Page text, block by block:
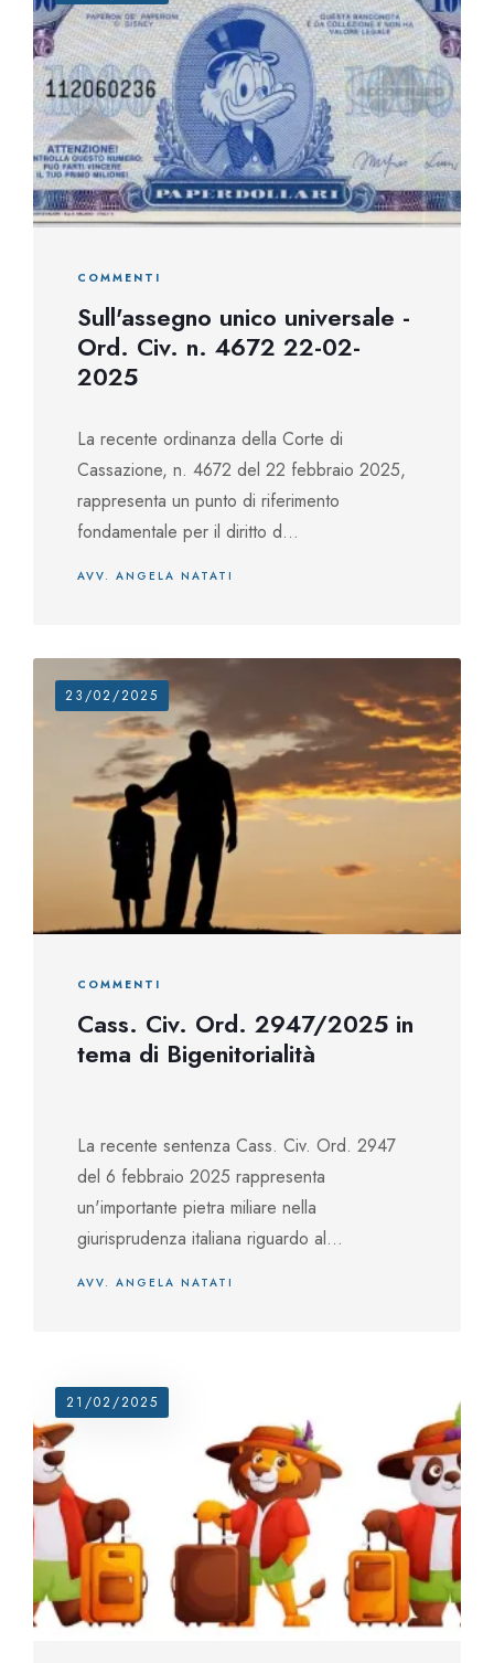
COMMENTI
Sull'assegno unico universale -
Ord. Civ. n. 4672 22-02-
2025
La recente ordinanza della Corte di
Cassazione, n. 4672 del 22 febbraio 2025,
rappresenta un punto di riferimento
fondamentale per il diritto d...
AVV. ANGELA NATATI
23/02/2025
COMMENTI
Cass. Civ. Ord. 2947/2025 in
tema di Bigenitorialità
La recente sentenza Cass. Civ. Ord. 2947
del 6 febbraio 2025 rappresenta
un'importante pietra miliare nella
giurisprudenza italiana riguardo al...
AVV. ANGELA NATATI
21/02/2025